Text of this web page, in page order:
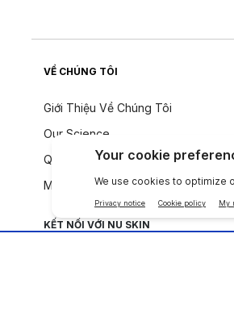
VỀ CHÚNG TÔI
Giới Thiệu Về Chúng Tôi
Our Science
Quy tắc ứng xử
Một tiếng nói toàn cầu
KẾT NỐI VỚI NU SKIN